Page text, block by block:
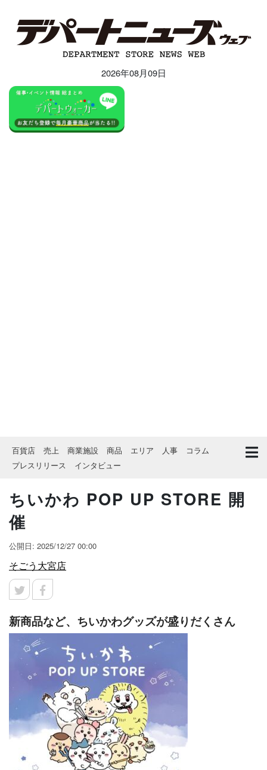
2026年08月09日
百貨店 売上 商業施設 商品 エリア 人事
コラム
プレスリリース
インタビュー
ちいかわ POP UP STORE 開
催
公開日: 2025/12/27 00:00
そごう大宮店
新商品など、ちいかわグッズが盛りだくさん